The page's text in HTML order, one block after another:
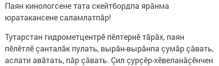
Паян кинологсене тата скейтбордпа ярăнма
юратакансене саламлатпăр!
Тутарстан гидрометцентрӗ пӗлтернӗ тăрăх, паян
пӗлӗтлӗ çанталăк пулать, вырăн-вырăнпа çумăр çăвать,
аслати авăтать, пăр çăвать. Çил çурçӗр-хӗвеланăçӗнчен